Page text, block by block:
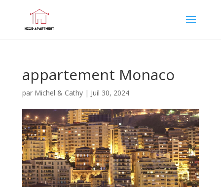
appartement Monaco
par Michel & Cathy| Juil 30, 2024